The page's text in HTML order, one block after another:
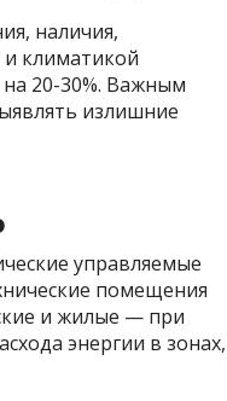
наличия,
климатикой
20-30%. Важным
излишние
управляемые
помещения
и жилые — при
энергии в зонах,